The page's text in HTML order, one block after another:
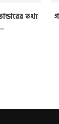
তথ্য